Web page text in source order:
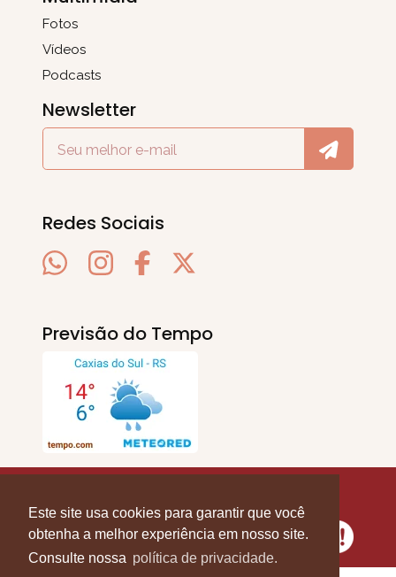
Este site usa cookies para garantir que você
obtenha a melhor experiência em nosso site.
Consulte nossa política de privacidade.
Fotos
Vídeos
Podcasts
Newsletter
Redes Sociais
Previsão do Tempo
Direitos Reservados.